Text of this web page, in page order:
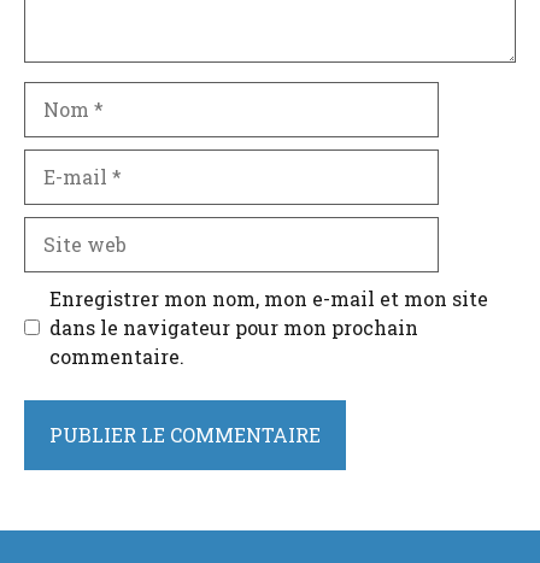
mail
web
Enregistrer mon nom, mon e-mail et mon site
dans le navigateur pour mon prochain
commentaire.